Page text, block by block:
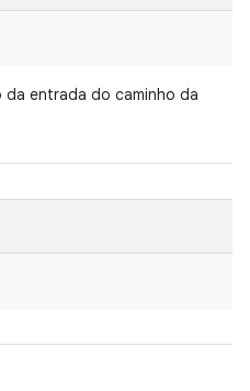
da entrada do caminho da